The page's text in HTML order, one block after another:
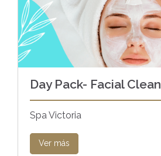
Day Pack- Facial Clean
Spa Victoria
Ver más